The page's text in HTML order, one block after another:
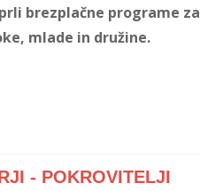
brezplačne programe za
mlade in družine.
- POKROVITELJI